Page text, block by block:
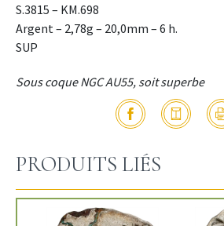
S.3815 – KM.698
Argent – 2,78g – 20,0mm – 6 h.
SUP
Sous coque NGC AU55, soit superbe
PRODUITS LIÉS